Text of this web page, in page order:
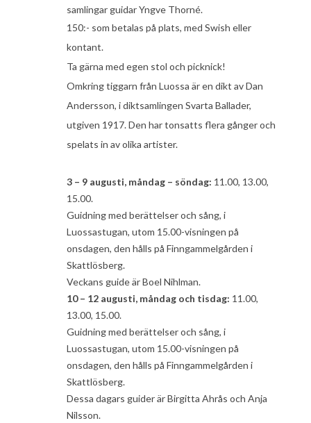
samlingar guidar Yngve Thorné.
150:- som betalas på plats, med Swish eller
kontant.
Ta gärna med egen stol och picknick!
Omkring tiggarn från Luossa är en dikt av Dan
Andersson, i diktsamlingen Svarta Ballader,
utgiven 1917. Den har tonsatts flera gånger och
spelats in av olika artister.
3 – 9 augusti, måndag – söndag: 11.00, 13.00,
15.00.
Guidning med berättelser och sång, i
Luossastugan, utom 15.00-visningen på
onsdagen, den hålls på Finngammelgården i
Skattlösberg.
Veckans guide är Boel Nihlman.
10 – 12 augusti, måndag och tisdag: 11.00,
13.00, 15.00.
Guidning med berättelser och sång, i
Luossastugan, utom 15.00-visningen på
onsdagen, den hålls på Finngammelgården i
Skattlösberg.
Dessa dagars guider är Birgitta Ahrås och Anja
Nilsson.